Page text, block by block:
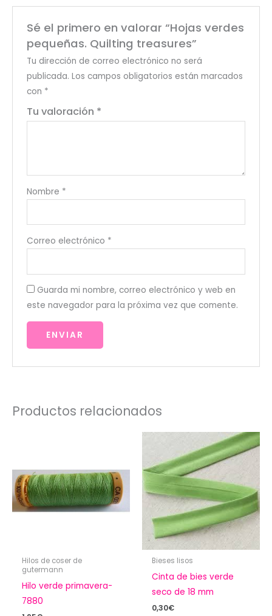
Sé el primero en valorar “Hojas verdes
pequeñas. Quilting treasures”
Tu dirección de correo electrónico no será
publicada. Los campos obligatorios están marcados
con *
Tu valoración *
Nombre *
Correo electrónico *
Guarda mi nombre, correo electrónico y web en
este navegador para la próxima vez que comente.
Productos relacionados
Hilos de coser de
gutermann
Hilo verde primavera-
7880
Bieses lisos
Cinta de bies verde
seco de 18 mm
0,30€